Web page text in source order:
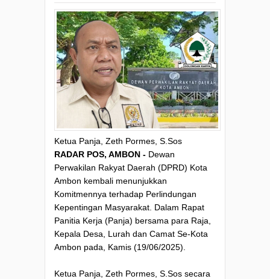
Ketua Panja, Zeth Pormes, S.Sos
RADAR POS, AMBON - Dewan
Perwakilan Rakyat Daerah (DPRD) Kota
Ambon kembali menunjukkan
Komitmennya terhadap Perlindungan
Kepentingan Masyarakat. Dalam Rapat
Panitia Kerja (Panja) bersama para Raja,
Kepala Desa, Lurah dan Camat Se-Kota
Ambon pada, Kamis (19/06/2025).
Ketua Panja, Zeth Pormes, S.Sos secara